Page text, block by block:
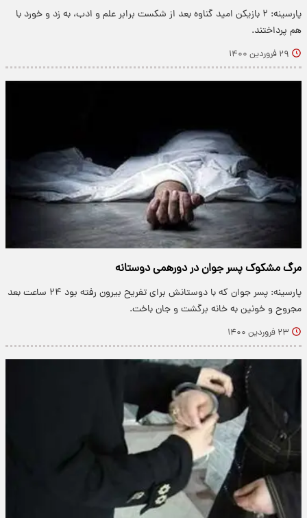
پارسینه: ۲ بازیکن امید گناوه بعد از شکست برابر علم و ادب، به زد و خورد با
هم پرداختند.
۲۹ فروردین ۱۴۰۰
مرگ مشکوک پسر جوان در دورهمی دوستانه
پارسینه: پسر جوان که با دوستانش برای تفریح بیرون رفته بود ۲۴ ساعت بعد
مجروح و خونین به خانه برگشت و جان باخت.
۲۳ فروردین ۱۴۰۰